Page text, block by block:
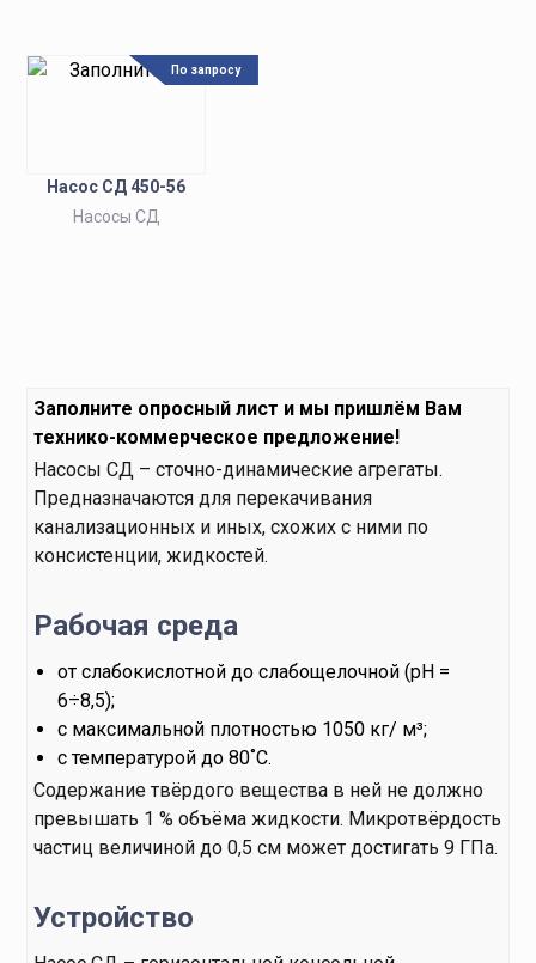
Насос СД 450-56
Насосы СД
По запросу
Заполните опросный лист и мы пришлём Вам
технико-коммерческое предложение!
Насосы СД – сточно-динамические агрегаты.
Предназначаются для перекачивания
канализационных и иных, схожих с ними по
консистенции, жидкостей.
Рабочая среда
от слабокислотной до слабощелочной (рН =
6÷8,5);
с максимальной плотностью 1050 кг/ м³;
с температурой до 80˚С.
Содержание твёрдого вещества в ней не должно
превышать 1 % объёма жидкости. Микротвёрдость
частиц величиной до 0,5 см может достигать 9 ГПа.
Устройство